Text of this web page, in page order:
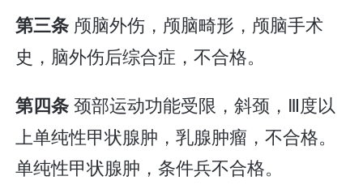
第三条 颅脑外伤，颅脑畸形，颅脑手术
史，脑外伤后综合症，不合格。
第四条颈部运动功能受限，斜颈，Ⅲ度以
上单纯性甲状腺肿，乳腺肿瘤，不合格。
单纯性甲状腺肿，条件兵不合格。